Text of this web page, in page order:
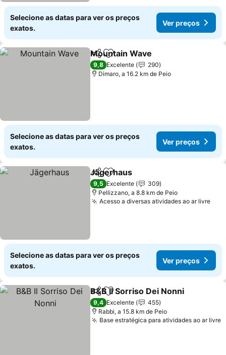
Selecione as datas para ver os preços
exatos.
Ver preços
PartilharAdicionar aos favoritos
Mountain Wave
9,8 Excelente
290
Dimaro, a 16.2 km de Peio
Selecione as datas para ver os preços
exatos.
Ver preços
PartilharAdicionar aos favoritos
Jägerhaus
9,5 Excelente
309
Pellizzano, a 8.8 km de Peio
Acesso a diversas atividades ao ar livreVer
Selecione as datas para ver os preços
exatos.
Ver preços
PartilharAdicionar aos favoritos
B&B Il Sorriso Dei Nonni
9,4 Excelente
455
Rabbi, a 15.8 km de Peio
Base estratégica para atividades ao ar livre